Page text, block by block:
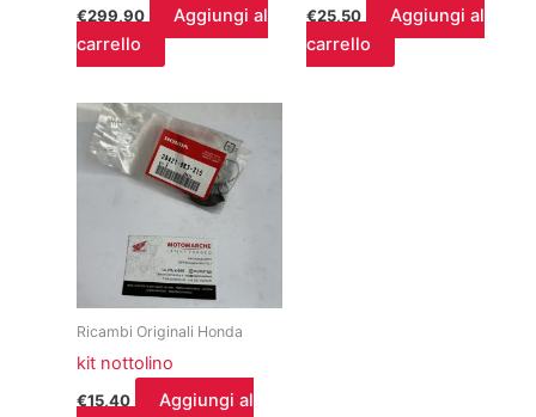
€299,90
Aggiungi al
carrello
€25,50
Aggiungi al
carrello
Ricambi Originali Honda
kit nottolino
€15,40
Aggiungi al